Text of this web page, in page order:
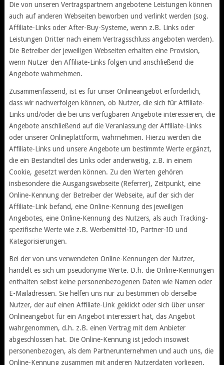
Die von unseren Vertragspartnern angebotene Leistungen können
auch auf anderen Webseiten beworben und verlinkt werden (sog.
Affiliate-Links oder After-Buy-Systeme, wenn z.B. Links oder
Leistungen Dritter nach einem Vertragsschluss angeboten werden).
Die Betreiber der jeweiligen Webseiten erhalten eine Provision,
wenn Nutzer den Affiliate-Links folgen und anschließend die
Angebote wahrnehmen.
Zusammenfassend, ist es für unser Onlineangebot erforderlich,
dass wir nachverfolgen können, ob Nutzer, die sich für Affiliate-
Links und/oder die bei uns verfügbaren Angebote interessieren, die
Angebote anschließend auf die Veranlassung der Affiliate-Links
oder unserer Onlineplattform, wahrnehmen. Hierzu werden die
Affiliate-Links und unsere Angebote um bestimmte Werte ergänzt,
die ein Bestandteil des Links oder anderweitig, z.B. in einem
Cookie, gesetzt werden können. Zu den Werten gehören
insbesondere die Ausgangswebseite (Referrer), Zeitpunkt, eine
Online-Kennung der Betreiber der Webseite, auf der sich der
Affiliate-Link befand, eine Online-Kennung des jeweiligen
Angebotes, eine Online-Kennung des Nutzers, als auch Tracking-
spezifische Werte wie z.B. Werbemittel-ID, Partner-ID und
Kategorisierungen.
Bei der von uns verwendeten Online-Kennungen der Nutzer,
handelt es sich um pseudonyme Werte. D.h. die Online-Kennungen
enthalten selbst keine personenbezogenen Daten wie Namen oder
E-Mailadressen. Sie helfen uns nur zu bestimmen ob derselbe
Nutzer, der auf einen Affiliate-Link geklickt oder sich über unser
Onlineangebot für ein Angebot interessiert hat, das Angebot
wahrgenommen, d.h. z.B. einen Vertrag mit dem Anbieter
abgeschlossen hat. Die Online-Kennung ist jedoch insoweit
personenbezogen, als dem Partnerunternehmen und auch uns, die
Online-Kennung zusammen mit anderen Nutzerdaten vorliegen.